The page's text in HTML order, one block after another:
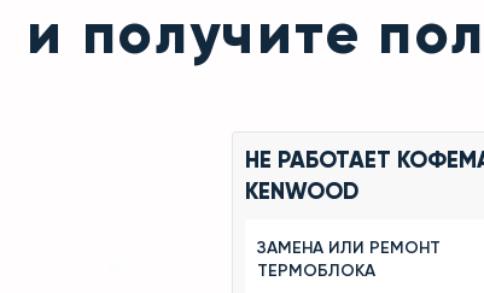
и получите
НЕ РАБОТАЕТ
KENWOOD
ЗАМЕНА ИЛИ РЕМОНТ
ТЕРМОБЛОКА